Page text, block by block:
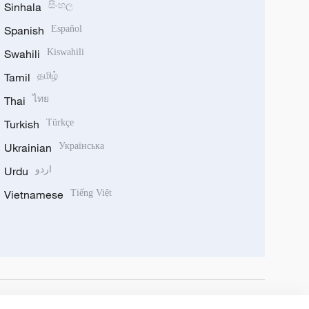
Sinhala සිංහල
Spanish Español
Swahili Kiswahili
Tamil தமிழ்
Thai ไทย
Turkish Türkçe
Ukrainian Українська
Urdu اردو
Vietnamese Tiếng Việt